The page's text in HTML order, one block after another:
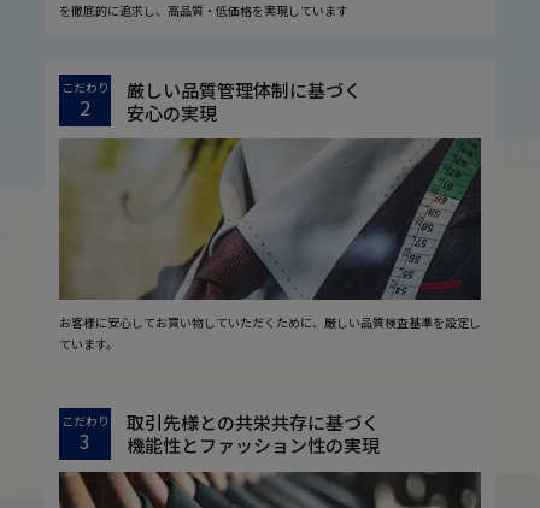
を徹底的に追求し、高品質・低価格を実現しています
こだわり
2
厳しい品質管理体制に基づく
安心の実現
お客様に安心してお買い物していただくために、厳しい品質検査基準を設定し
ています。
こだわり
3
取引先様との共栄共存に基づく
機能性とファッション性の実現